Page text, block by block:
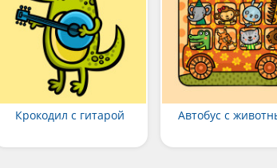
Крокодил с гитарой Автобус с